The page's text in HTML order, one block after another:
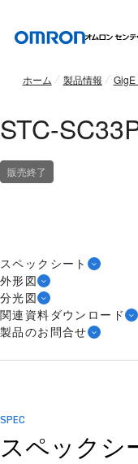
ホーム 製品情報 GigE
STC-
販売終了
スペックシート
外形図
分光図
関連資料ダウンロード
製品のお問合せ
SPEC
スペックシ